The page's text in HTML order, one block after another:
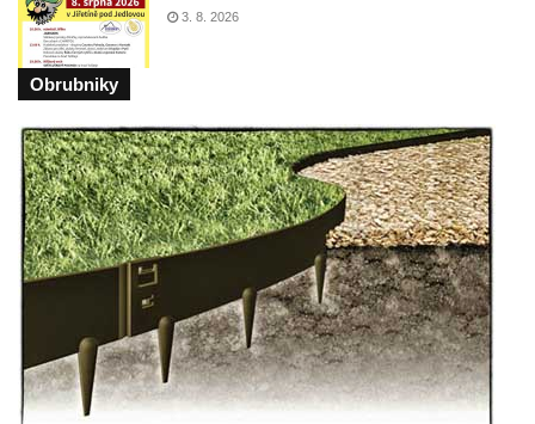
Zabrušanech
Kašna v zámecké zahradě v Duchcově
Kamenná nádrž na vodu II. na hřbitově ve
Kamenná nádrž na vodu I. na hřbitově ve
Šluknově
Kamenná nádrž na vodu II. na hřbitově ve
Chřibské
Kamenná nádrž na vodu I. na hřbitově ve
Kašna Tritonů na náměstí Republiky v
Olomouci
3. 8. 2026
Obrubniky